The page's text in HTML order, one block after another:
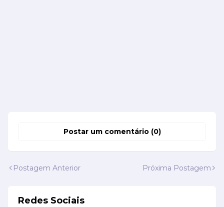
Postar um comentário (0)
Postagem Anterior Próxima Postagem
Redes Sociais